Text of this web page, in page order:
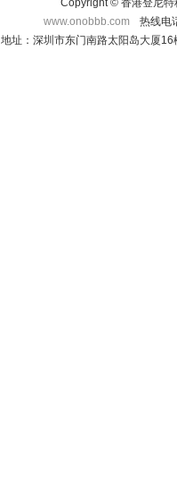
Copyright © 香港登尼特
www.onobbb.com
热线电
地址：深圳市东门南路太阳岛大厦